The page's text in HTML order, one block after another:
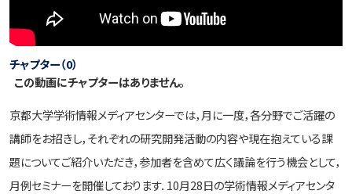
チャプター（0）
この動画にチャプターはありません。
京都大学学術情報メディアセンターでは，月に一度，各分野でご活躍の
講師をお招きし，それぞれの研究開発活動の内容や現在抱えている課
題についてご紹介いただき，参加者を含めて広く議論を行う機会として，
月例セミナーを開催しております．10月28日の学術情報メディアセンタ